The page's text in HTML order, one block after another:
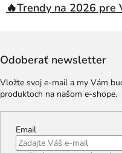
🔥Trendy na 2026 pre
Odoberať newsletter
Vložte svoj e-mail a my Vám
produktoch na našom e-shope.
Email